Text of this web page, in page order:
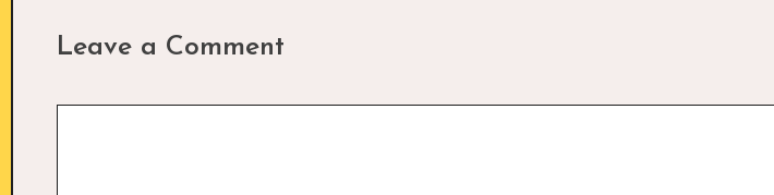
Leave a Comment